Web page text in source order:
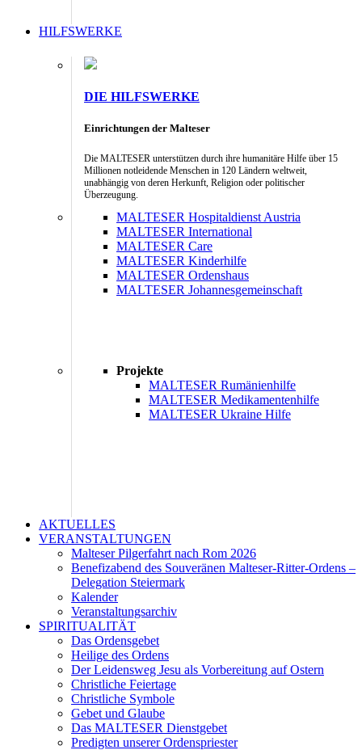
HILFSWERKE
DIE HILFSWERKE
Einrichtungen der Malteser
Die MALTESER unterstützen durch ihre humanitäre Hilfe über 15
Millionen notleidende Menschen in 120 Ländern weltweit,
unabhängig von deren Herkunft, Religion oder politischer
Überzeugung.
MALTESER Hospitaldienst Austria
MALTESER International
MALTESER Care
MALTESER Kinderhilfe
MALTESER Ordenshaus
MALTESER Johannesgemeinschaft
Projekte
MALTESER Rumänienhilfe
MALTESER Medikamentenhilfe
MALTESER Ukraine Hilfe
AKTUELLES
VERANSTALTUNGEN
Malteser Pilgerfahrt nach Rom 2026
Benefizabend des Souveränen Malteser-Ritter-Ordens –
Delegation Steiermark
Kalender
Veranstaltungsarchiv
SPIRITUALITÄT
Das Ordensgebet
Heilige des Ordens
Der Leidensweg Jesu als Vorbereitung auf Ostern
Christliche Feiertage
Christliche Symbole
Gebet und Glaube
Das MALTESER Dienstgebet
Predigten unserer Ordenspriester